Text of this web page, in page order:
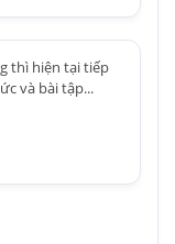
thì hiện tại tiếp
và bài tập...